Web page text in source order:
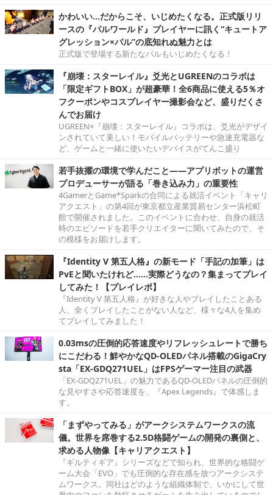
かわいい…だからこそ、いじめたくなる。正式版リリ
ースの『パルワールド』プレイヤーに訊く“キュートア
グレッション×パル”の底知れぬ魅力とは
正式版で登場する新たなパルもいじめたくなる！
『崩壊：スターレイル』爻光とUGREENのコラボは
「限定ギフトBOX」が超豪華！全6商品に使える5％オ
フクーポンやコスプレイヤー撮影会など、盛りだくさ
んでお届け
UGREEN×『崩壊：スターレイル』コラボは、爻光がデザイ
ンされていて美しい！モバイルバッテリーや急速充電器な
ど、ゲームと一緒に使いたいデバイスがてんこ盛り
若手抜擢の環境で学んだこと――アプリボットの運営
プロデューサーが語る「巻き込み力」の重要性
4GamerとGame*Sparkの合同による就活イベント「キャリ
アクエスト」の第4回が東京都立産業貿易センター浜松町
館で開催されました。このイベントに合わせ、自身の就活
時のエピソードを若手クリエイターに聞いてみたので、そ
の模様をお届けします。
『Identity V 第五人格』の新モード「手記の加筆」は
PvEと聞いたけれど……実際どうなの？集まってプレイ
してみた！【プレイレポ】
『Identity V 第五人格』が好きな人やプレイしたことある
人、全くプレイしたことがない人など、様々な4人を集め
てプレイしてみました！
0.03msの圧倒的応答速度やリフレッシュレートで勝ち
にこだわる！鮮やかなQD-OLEDパネル搭載のGigaCry
sta「EX-GDQ271UEL」はFPSゲーマー注目の武器
「EX-GDQ271UEL」の魅力であるQD-OLEDパネルの圧倒的
な見やすさや応答速度を、『Apex Legends』で体感しま
す。
「まずやってみる」がアークシステムワークスの流
儀。世界を席巻する2.5D格闘ゲームの開発の裏側と、
求める人物像【キャリアクエスト】
『ギルティギア』シリーズなどで知られ、世界的な格闘ゲ
ーム大会「EVO」でも圧倒的な存在感を放つアークシステ
ムワークス。同社はどのような組織体制で、いかにして世